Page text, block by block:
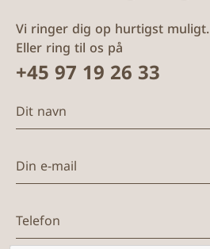
Vi ringer dig op hurtigst muligt.
Eller ring til os på
+45 97 19 26 33